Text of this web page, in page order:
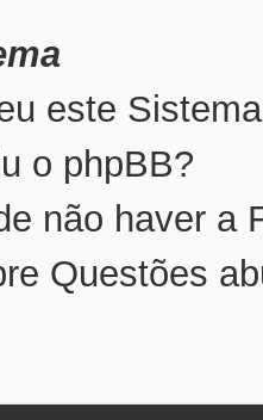
este
o phpBB?
não haver a
Questões